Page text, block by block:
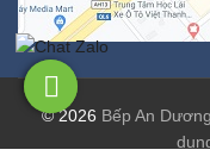
© 2026 Bếp An